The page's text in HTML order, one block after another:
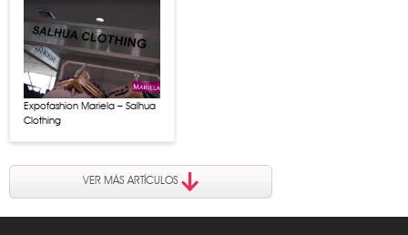
Expofashion Mariela – Salhua
Clothing
VER MÁS ARTÍCULOS